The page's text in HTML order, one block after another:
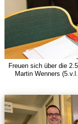
Freuen sich über die
Martin Wenners